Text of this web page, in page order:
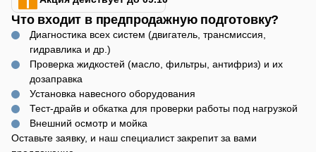
Что входит в предпродажную подготовку?
Диагностика всех систем (двигатель, трансмиссия,
гидравлика и др.)
Проверка жидкостей (масло, фильтры, антифриз) и их
дозаправка
Установка навесного оборудования
Тест-драйв и обкатка для проверки работы под нагрузкой
Внешний осмотр и мойка
Оставьте заявку, и наш специалист закрепит за вами